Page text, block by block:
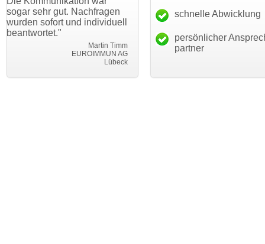
Nachfragen
und individuell
EUROIMMUN AG
Thomas Schäfer
i can eckert communication GmbH
haben.
mein
schnelle Abwicklung
persönlicher
partner